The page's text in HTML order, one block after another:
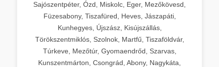
Sajószentpéter, Ózd, Miskolc, Eger, Mezőkövesd,
Füzesabony, Tiszafüred, Heves, Jászapáti,
Kunhegyes, Újszász, Kisújszállás,
Törökszentmiklós, Szolnok, Martfű, Tiszaföldvár,
Túrkeve, Mezőtúr, Gyomaendrőd, Szarvas,
Kunszentmárton, Csongrád, Abony, Nagykáta,